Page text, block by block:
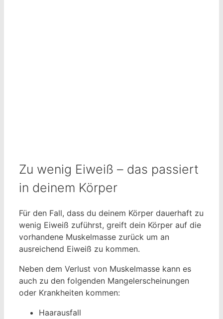
Zu wenig Eiweiß – das passiert
in deinem Körper
Für den Fall, dass du deinem Körper dauerhaft zu
wenig Eiweiß zuführst, greift dein Körper auf die
vorhandene Muskelmasse zurück um an
ausreichend Eiweiß zu kommen.
Neben dem Verlust von Muskelmasse kann es
auch zu den folgenden Mangelerscheinungen
oder Krankheiten kommen:
Haarausfall